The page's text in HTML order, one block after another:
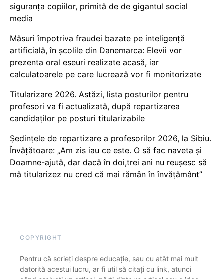
siguranța copiilor, primită de de gigantul social
media
Măsuri împotriva fraudei bazate pe inteligență
artificială, în școlile din Danemarca: Elevii vor
prezenta oral eseuri realizate acasă, iar
calculatoarele pe care lucrează vor fi monitorizate
Titularizare 2026. Astăzi, lista posturilor pentru
profesori va fi actualizată, după repartizarea
candidaților pe posturi titularizabile
Ședințele de repartizare a profesorilor 2026, la Sibiu.
Învățătoare: „Am zis iau ce este. O să fac naveta și
Doamne-ajută, dar dacă în doi,trei ani nu reușesc să
mă titularizez nu cred că mai rămân în învățământ”
COPYRIGHT
Pentru că scrieți despre educație, sau cu atât mai mult
datorită acestui lucru, ar fi util să citați cu link, atunci